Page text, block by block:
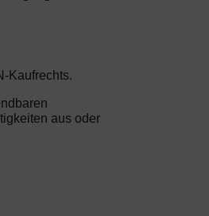
Kaufrechts.
aus oder